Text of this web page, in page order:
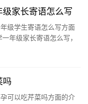
家长寄语怎么写
级学生寄语怎么写方面
年级家长寄语怎么写，
吗
可以吃芹菜吗方面的介